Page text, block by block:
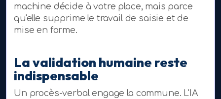
machine décide à votre place, mais parce
qu'elle supprime le travail de saisie et de
mise en forme.
La validation humaine reste
indispensable
Un procès-verbal engage la commune. L'IA